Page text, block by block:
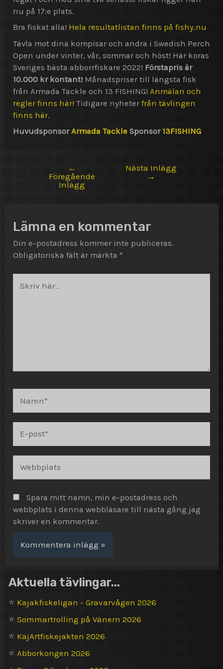
nu på 17:e plats.
Bra fiskat alla! Hela resultatlistan finns på fishy.nu
Tävla mot dina kompisar och andra i Swedish Perch
Open under vinter, vår, sommar och höst! Här koras
Sveriges bästa abborrfiskare 2022! Förstapris är
10.000 kr kontant!Månadspriser till längsta fisk
från Armada Tackle och 13 FISHING! Anmälan och
regler finns här! Tidigare nyheter från tävlingen
finns här.
HuvudsponsorArmada TackleSponsor 13FISHING
Inläggsnavigering
←
Föregående
Inlägg
Nästa Inlägg
→
Lämna en kommentar
Din e-postadress kommer inte publiceras.
Obligatoriska fält är märkta *
här..
post*
Spara mitt namn, min e-postadress och
webbplats i denna webbläsare till nästa gång jag
skriver en kommentar.
Aktuella tävlingar...
⭐ Kajakfiskeligan - Gravarvågen 2026
⭐ Sommartrolling på Vänern 2026
⭐ KajArtfiskejakten 2026
⭐ Abborkongen 2026